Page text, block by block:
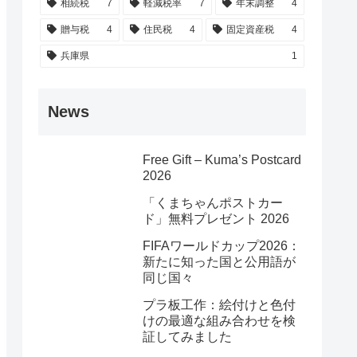
相続税 7 軽減税率 7 年末調整 4
贈与税 4 住民税 4 固定資産税 4
兵庫県 1
News
Free Gift – Kuma’s Postcard
2026
「くまちゃんポストカー
ド」無料プレゼント 2026
FIFAワールドカップ2026：
新たに知った国と公用語が
同じ国々
プラ板工作：絵付けと色付
けの最適な組み合わせを検
証してみました